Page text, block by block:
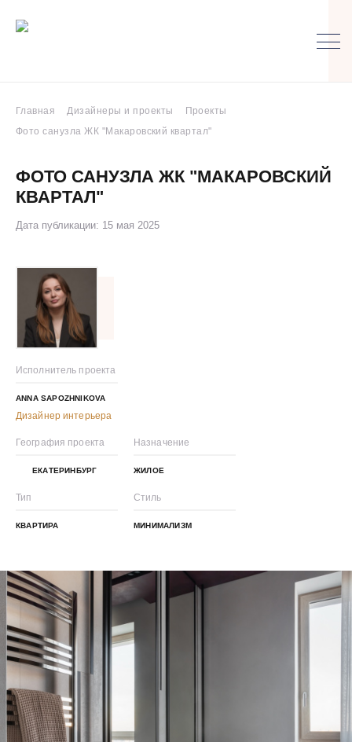
Главная Дизайнеры и проекты
Проекты
Фото санузла ЖК "Макаровский квартал"
ФОТО САНУЗЛА ЖК "МАКАРОВСКИЙ
КВАРТАЛ"
Дата публикации: 15 мая 2025
Исполнитель проекта
ANNA SAPOZHNIKOVA
Дизайнер интерьера
География проекта
ЕКАТЕРИНБУРГ
Назначение
ЖИЛОЕ
Тип
КВАРТИРА
Стиль
МИНИМАЛИЗМ